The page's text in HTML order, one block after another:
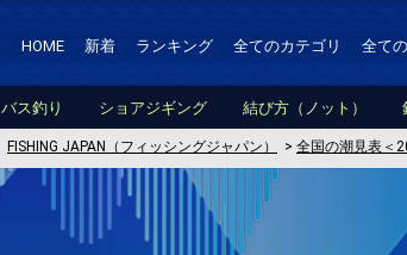
HOME 新着 ランキング 全てのカテゴリ 全て
バス釣り ショアジギング 結び方（ノット）
FISHING JAPAN（フィッシングジャパン） > 全国の潮見表＜